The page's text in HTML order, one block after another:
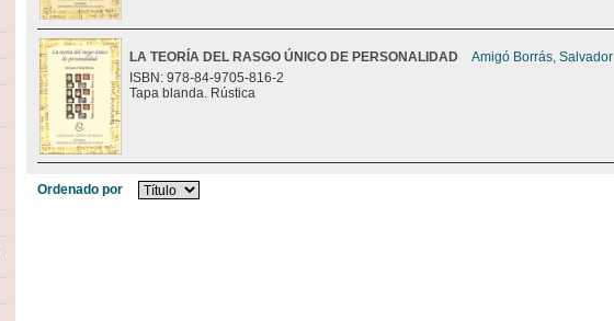
LA TEORÍA DEL RASGO ÚNICO DE PERSONALIDAD
ISBN: 978-84-9705-816-2
Tapa blanda. Rústica
Amigó Borrás, Salvador
Ordenado por